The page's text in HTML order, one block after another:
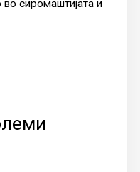
сиромаштијата и